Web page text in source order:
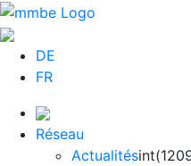
DE
FR
Réseau
Actualités